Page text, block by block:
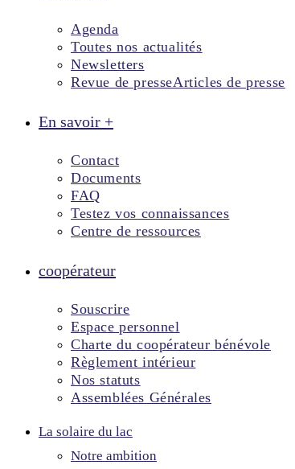
Agenda
Toutes nos actualités
Newsletters
Revue de presseArticles de presse
En savoir +
Contact
Documents
FAQ
Testez vos connaissances
Centre de ressources
coopérateur
Souscrire
Espace personnel
Charte du coopérateur bénévole
Règlement intérieur
Nos statuts
Assemblées Générales
La solaire du lac
Notre ambition